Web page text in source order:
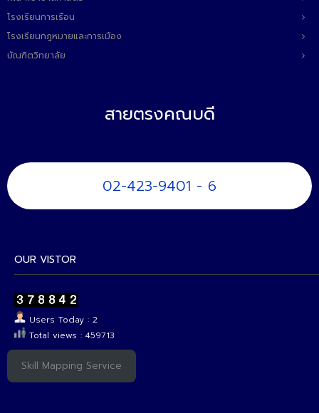
โรงเรียนการเรือน
โรงเรียนกฎหมายและการเมือง
บัณฑิตวิทยาลัย
สายตรงคณบดี
02-423-9401 - 6
OUR VISTOR
Users Today : 2
Total views : 459713
Skill Mapping Service